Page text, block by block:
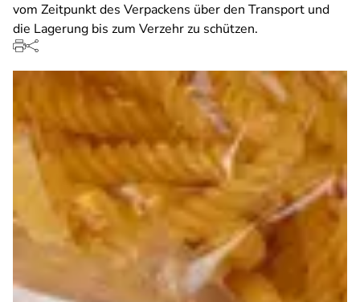
vom Zeitpunkt des Verpackens über den Transport und
die Lagerung bis zum Verzehr zu schützen.